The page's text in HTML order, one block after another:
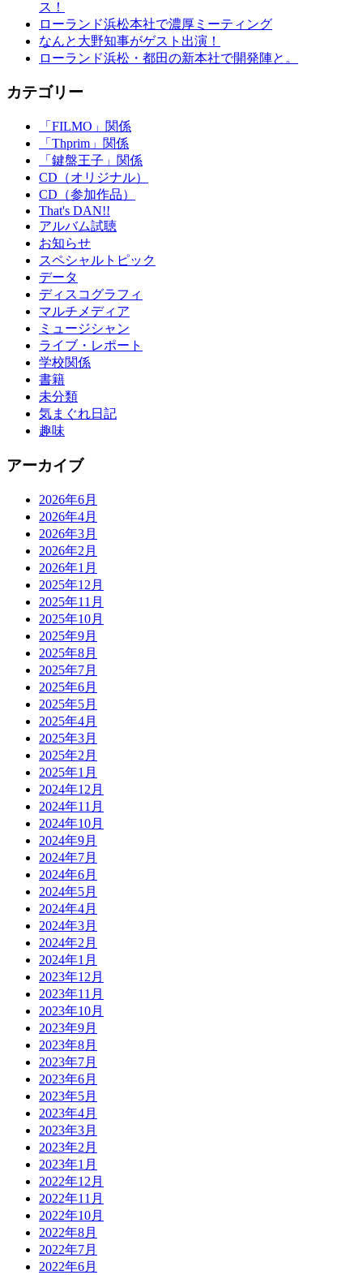
ス！
ローランド浜松本社で濃厚ミーティング
なんと大野知事がゲスト出演！
ローランド浜松・都田の新本社で開発陣と。
カテゴリー
「FILMO」関係
「Thprim」関係
「鍵盤王子」関係
CD（オリジナル）
CD（参加作品）
That's DAN!!
アルバム試聴
お知らせ
スペシャルトピック
データ
ディスコグラフィ
マルチメディア
ミュージシャン
ライブ・レポート
学校関係
書籍
未分類
気まぐれ日記
趣味
アーカイブ
2026年6月
2026年4月
2026年3月
2026年2月
2026年1月
2025年12月
2025年11月
2025年10月
2025年9月
2025年8月
2025年7月
2025年6月
2025年5月
2025年4月
2025年3月
2025年2月
2025年1月
2024年12月
2024年11月
2024年10月
2024年9月
2024年7月
2024年6月
2024年5月
2024年4月
2024年3月
2024年2月
2024年1月
2023年12月
2023年11月
2023年10月
2023年9月
2023年8月
2023年7月
2023年6月
2023年5月
2023年4月
2023年3月
2023年2月
2023年1月
2022年12月
2022年11月
2022年10月
2022年8月
2022年7月
2022年6月